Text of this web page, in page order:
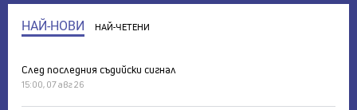
НАЙ-НОВИ НАЙ-ЧЕТЕНИ
След последния съдийски сигнал
15:00, 07 авг 26